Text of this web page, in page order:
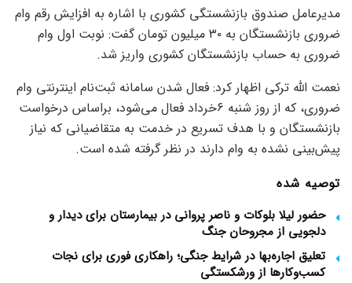
مدیرعامل صندوق بازنشستگی کشوری با اشاره به افزایش رقم وام
ضروری بازنشستگان به ۳۰ میلیون تومان گفت: نوبت اول وام
ضروری به حساب بازنشستگان کشوری واریز شد.
نعمت الله ترکی اظهار کرد: فعال شدن سامانه ثبت‌نام اینترنتی وام
ضروری، که از روز شنبه ۶خرداد فعال می‌شود، براساس درخواست
بازنشستگان و با هدف تسریع در خدمت به متقاضیانی که نیاز
پیش‌بینی نشده به وام دارند در نظر گرفته شده است.
توصیه شده
حضور لیلا بلوکات و ناصر پروانی در بیمارستان برای دیدار و
دلجویی از مجروحان جنگ
تعلیق اجاره‌بها در شرایط جنگی؛ راهکاری فوری برای نجات
کسب‌وکارها از ورشکستگی